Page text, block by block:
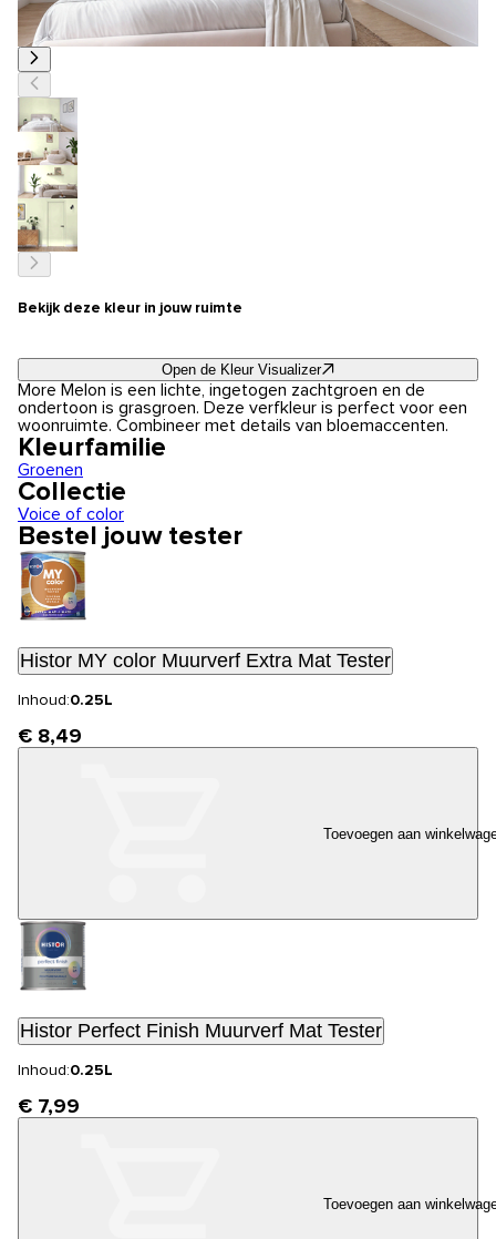
Bekijk deze kleur in jouw ruimte
Open de Kleur Visualizer
More Melon is een lichte, ingetogen zachtgroen en de
ondertoon is grasgroen. Deze verfkleur is perfect voor een
woonruimte. Combineer met details van bloemaccenten.
Kleurfamilie
Groenen
Collectie
Voice of color
Bestel jouw tester
Histor MY color Muurverf Extra Mat Tester
Inhoud:0.25L
€ 8,49
Toevoegen aan
Histor Perfect Finish Muurverf Mat Tester
Inhoud:0.25L
€ 7,99
Toevoegen aan